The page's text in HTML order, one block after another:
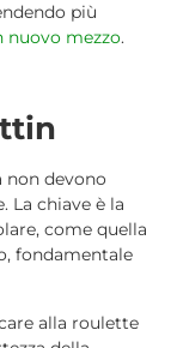
più
nuovo mezzo.
non devono
La chiave è la
come quella
fondamentale
alla roulette